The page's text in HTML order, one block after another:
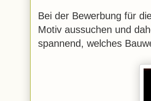
Bei der Bewerbung für
Motiv aussuchen und
spannend, welches